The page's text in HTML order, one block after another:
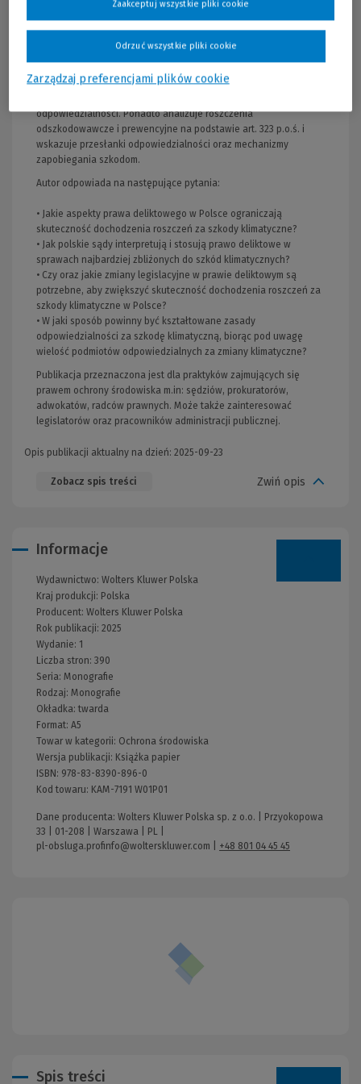
umożliwiają dochodzenie roszczeń za szkody wynikające z
dochodzenia odszkodowania na podstawie kodeksu cywilnego,
odpowiedzialności. Ponadto analizuje roszczenia
odszkodowawcze i prewencyjne na podstawie art. 323 p.o.ś. i
wskazuje przesłanki odpowiedzialności oraz mechanizmy
zapobiegania szkodom.
Autor odpowiada na następujące pytania:
• Jakie aspekty prawa deliktowego w Polsce ograniczają
skuteczność dochodzenia roszczeń za szkody klimatyczne?
• Jak polskie sądy interpretują i stosują prawo deliktowe w
sprawach najbardziej zbliżonych do szkód klimatycznych?
• Czy oraz jakie zmiany legislacyjne w prawie deliktowym są
potrzebne, aby zwiększyć skuteczność dochodzenia roszczeń za
szkody klimatyczne w Polsce?
• W jaki sposób powinny być kształtowane zasady
odpowiedzialności za szkodę klimatyczną, biorąc pod uwagę
wielość podmiotów odpowiedzialnych za zmiany klimatyczne?
Publikacja przeznaczona jest dla praktyków zajmujących się
prawem ochrony środowiska m.in: sędziów, prokuratorów,
adwokatów, radców prawnych. Może także zainteresować
legislatorów oraz pracowników administracji publicznej.
Opis publikacji aktualny na dzień: 2025-09-23
Zobacz spis treści Zwiń opis
Informacje
Wydawnictwo: Wolters Kluwer Polska
Kraj produkcji: Polska
Producent: Wolters Kluwer Polska
Rok publikacji: 2025
Wydanie: 1
Liczba stron: 390
Seria: Monografie
Rodzaj: Monografie
Okładka:twarda
Format: A5
Towar w kategorii: Ochrona środowiska
Wersja publikacji: Książka papier
ISBN: 978-83-8390-896-0
Kod towaru: KAM-7191 W01P01
Dane producenta: Wolters Kluwer Polska sp. z o.o. | Przyokopowa
33 | 01-208 | Warszawa | PL |
pl-obsluga.profinfo@wolterskluwer.com
+48 801 04 45 45
Spis treści
Zarządzaj preferencjami plików cookie
Odrzuć wszystkie pliki cookie
Zaakceptuj wszystkie pliki cookie